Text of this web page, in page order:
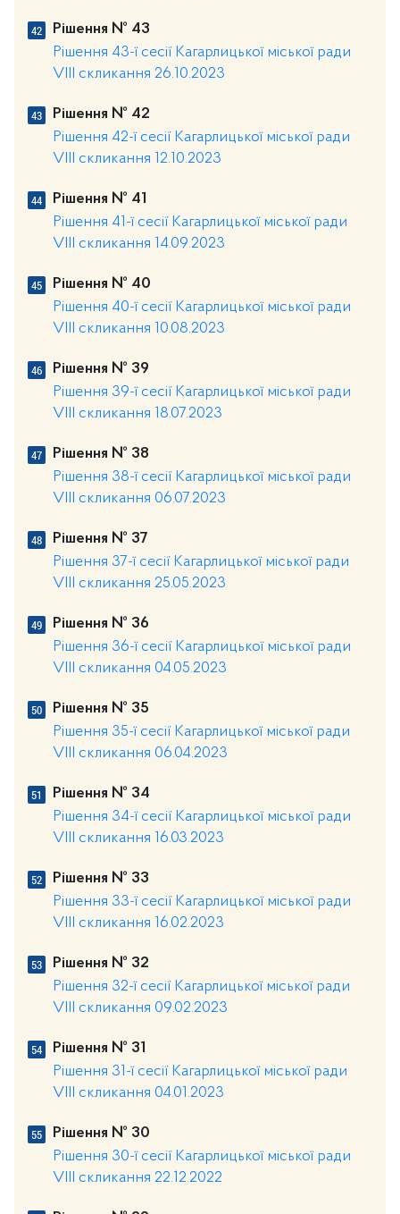
Рішення № 43
Рішення 43-ї сесії Кагарлицької міської ради
VIII скликання 26.10.2023
Рішення № 42
Рішення 42-ї сесії Кагарлицької міської ради
VIII скликання 12.10.2023
Рішення № 41
Рішення 41-ї сесії Кагарлицької міської ради
VIII скликання 14.09.2023
Рішення № 40
Рішення 40-ї сесії Кагарлицької міської ради
VIII скликання 10.08.2023
Рішення № 39
Рішення 39-ї сесії Кагарлицької міської ради
VIII скликання 18.07.2023
Рішення № 38
Рішення 38-ї сесії Кагарлицької міської ради
VIII скликання 06.07.2023
Рішення № 37
Рішення 37-ї сесії Кагарлицької міської ради
VIII скликання 25.05.2023
Рішення № 36
Рішення 36-ї сесії Кагарлицької міської ради
VIII скликання 04.05.2023
Рішення № 35
Рішення 35-ї сесії Кагарлицької міської ради
VIII скликання 06.04.2023
Рішення № 34
Рішення 34-ї сесії Кагарлицької міської ради
VIII скликання 16.03.2023
Рішення № 33
Рішення 33-ї сесії Кагарлицької міської ради
VIII скликання 16.02.2023
Рішення № 32
Рішення 32-ї сесії Кагарлицької міської ради
VIII скликання 09.02.2023
Рішення № 31
Рішення 31-ї сесії Кагарлицької міської ради
VIII скликання 04.01.2023
Рішення № 30
Рішення 30-ї сесії Кагарлицької міської ради
VIII скликання 22.12.2022